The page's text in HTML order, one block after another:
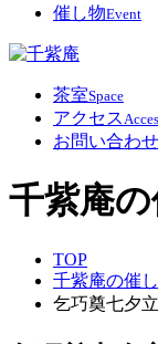
催し物Event
茶室Space
アクセス
お問い合わせ
千紫庵
TOP
千紫庵の催
乞巧奠七夕